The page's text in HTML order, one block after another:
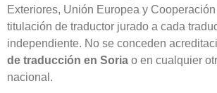
Exteriores, Unión Europea y
titulación de traductor jurado a cada
independiente. No se conceden
de traducción en Soria‎ o en cualquier
nacional.